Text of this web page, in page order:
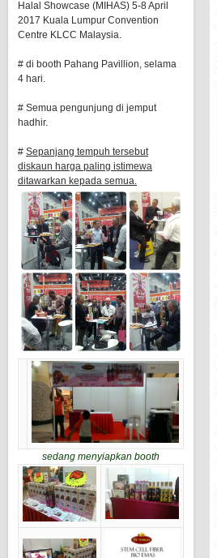
Halal Showcase (MIHAS) 5-8 April
2017 Kuala Lumpur Convention
Centre KLCC Malaysia.
# di booth Pahang Pavillion, selama
4 hari.
# Semua pengunjung di jemput
hadhir.
# Sepanjang tempuh tersebut
diskaun harga paling istimewa
ditawarkan kepada semua.
sedang menyiapkan booth